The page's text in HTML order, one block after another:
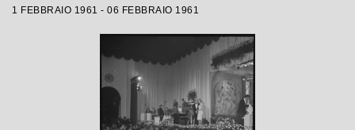
1 FEBBRAIO 1961 - 06 FEBBRAIO 1961